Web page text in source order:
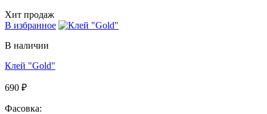
Хит продаж
В избранное
В наличии
Клей "Gold"
690 ₽
Фасовка: